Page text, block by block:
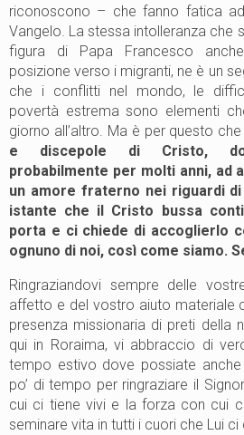
riconoscono – che fanno fatica
Vangelo. La stessa intolleranza che
figura di Papa Francesco
posizione verso i migranti, ne è un
che i conflitti nel mondo, le
povertà estrema sono elementi
giorno all’altro. Ma è per questo che
e discepole di Cristo,
probabilmente per molti anni, ad
un amore fraterno nei riguardi
istante che il Cristo bussa
porta e ci chiede di accoglierlo
ognuno di noi, così come siamo.
Ringraziandovi sempre delle
affetto e del vostro aiuto materiale
presenza missionaria di preti della
qui in Roraima, vi abbraccio di
tempo estivo dove possiate
po’ di tempo per ringraziare il
cui ci tiene vivi e la forza con cui
seminare vita in tutti i cuori che Lui